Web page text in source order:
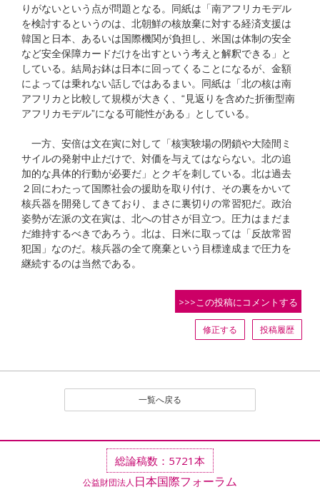
りがないという点が問題となる。同紙は「南アフリカモデル
を検討するというのは、北朝鮮の核放棄に対する経済支援は
韓国と日本、あるいは国際機関が負担し、米国は体制の安全
など安全保障カードだけを出すという考えと解釈できる」と
している。結局お鉢は日本に回ってくることになるが、金額
によっては乗れない話しではあるまい。同紙は「北の核は南
アフリカと比較して規模が大きく、“見返りを含めた折衝型南
アフリカモデル”になる可能性がある」としている。
一方、安倍は文在寅に対して「核実験場の閉鎖や大陸間ミ
サイルの発射中止だけで、対価を与えてはならない。北の追
加的な具体的行動が必要だ」とクギを刺している。北は過去
２回にわたって国際社会の援助を取り付け、その裏をかいて
核兵器を開発してきており、まさに裏切りの常習犯だ。政治
姿勢が左派の文在寅は、北への甘さが目立つ。圧力はまだま
だ維持するべきであろう。北は、日米に取っては「反故常習
犯国」なのだ。核兵器の全て廃棄という目標達成まで圧力を
継続するのは当然である。
>>>この投稿にコメントする
修正する 投稿履歴
一覧へ戻る
総論稿数：5721本
公益財団法人 日本国際フォーラム